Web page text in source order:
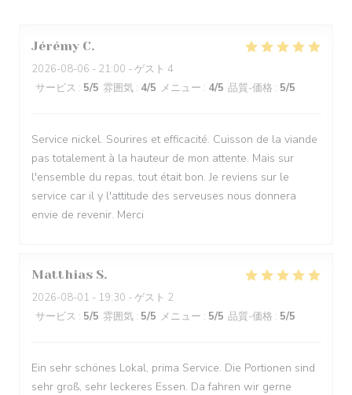
Jérémy C
2026-08-06 - 21:00 - ゲスト 4
サービス : 5/5 雰囲気 : 4/5 メニュー : 4/5 品質-価格 : 5/5
Service nickel. Sourires et efficacité. Cuisson de la viande
pas totalement à la hauteur de mon attente. Mais sur
l'ensemble du repas, tout était bon. Je reviens sur le
service car il y l'attitude des serveuses nous donnera
envie de revenir. Merci
Matthias S
2026-08-01 - 19:30 - ゲスト 2
サービス : 5/5 雰囲気 : 5/5 メニュー : 5/5 品質-価格 : 5/5
Ein sehr schönes Lokal, prima Service. Die Portionen sind
sehr groß, sehr leckeres Essen. Da fahren wir gerne